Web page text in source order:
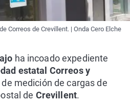
Correos de Crevillent. | Onda Cero Elche
ha incoado expediente
estatal Correos y
medición de cargas de
de Crevillent.